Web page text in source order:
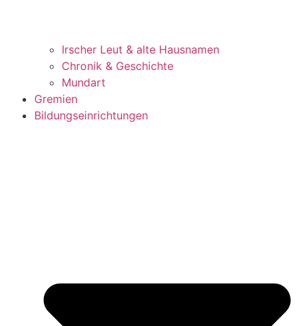
Irscher Leut & alte Hausnamen
Chronik & Geschichte
Mundart
Gremien
Bildungseinrichtungen